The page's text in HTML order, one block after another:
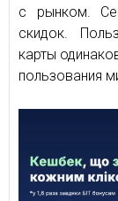
с рынком.
скидок.
карты
пользования